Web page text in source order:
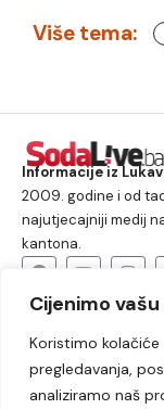
Cijenimo
Koristimo
pregledavanja,
analiziramo naš
Više tema:
Informacije iz
2009. godine i od
najutjecajniji medij
kantona.
Lukavac Društvo
Kultura